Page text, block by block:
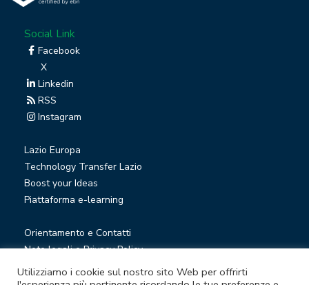
Social Link
Facebook
X
Linkedin
RSS
Instagram
Lazio Europa
Technology Transfer Lazio
Boost your Ideas
Piattaforma e-learning
Orientamento e Contatti
Note legali e Privacy Policy
Privacy Newsletter
Utilizziamo i cookie sul nostro sito Web per offrirti